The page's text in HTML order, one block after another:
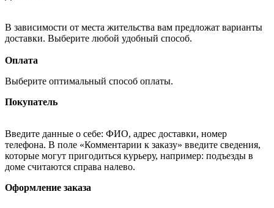
В зависимости от места жительства вам предложат варианты
доставки. Выберите любой удобный способ.
Оплата
Выберите оптимальный способ оплаты.
Покупатель
Введите данные о себе: ФИО, адрес доставки, номер
телефона. В поле «Комментарии к заказу» введите сведения,
которые могут пригодиться курьеру, например: подъезды в
доме считаются справа налево.
Оформление заказа